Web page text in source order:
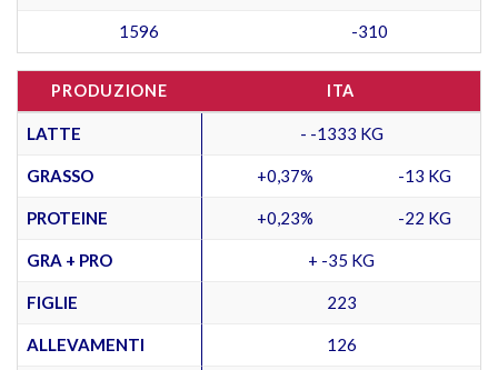
1596 -310
PRODUZIONE ITA
LATTE - -1333 KG
GRASSO +0,37% -13 KG
PROTEINE +0,23% -22 KG
GRA + PRO + -35 KG
FIGLIE 223
ALLEVAMENTI 126